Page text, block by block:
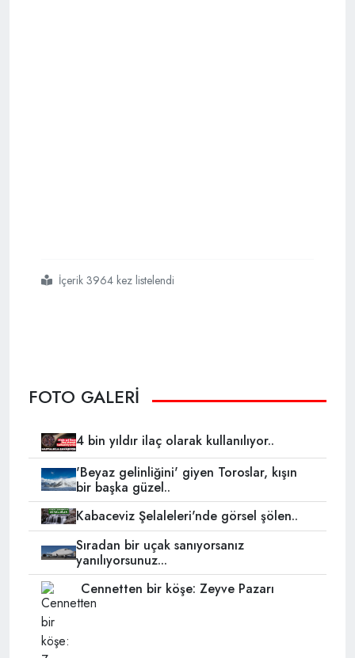
#budaklı kaplıcası
İçerik 3964 kez listelendi
FOTO GALERİ
4 bin yıldır ilaç olarak kullanılıyor..
'Beyaz gelinliğini' giyen Toroslar, kışın
bir başka güzel..
Kabaceviz Şelaleleri'nde görsel şölen..
Sıradan bir uçak sanıyorsanız
yanılıyorsunuz...
Cennetten bir köşe: Zeyve Pazarı